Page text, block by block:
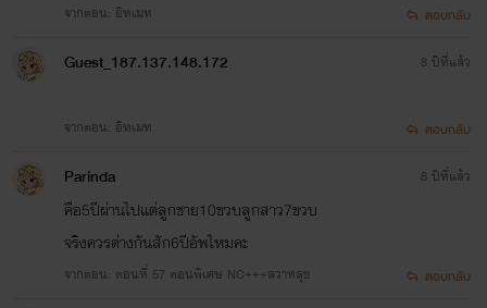
จากตอน: อิทเมท ตอบกลับ
Guest_187.137.148.172
จากตอน: อิทเมท
8 ปีที่แล้ว
ตอบกลับ
Parinda
คือ5ปีผ่านไปแต่ลูกชาย10ขวบลูกสาว7ขวบ
จริงควรต่างกันสัก6ปีอัพไหมคะ
จากตอน: ตอนที่ 57 ตอนพิเศษ NC+++สวาทสุข
8 ปีที่แล้ว
ตอบกลับ